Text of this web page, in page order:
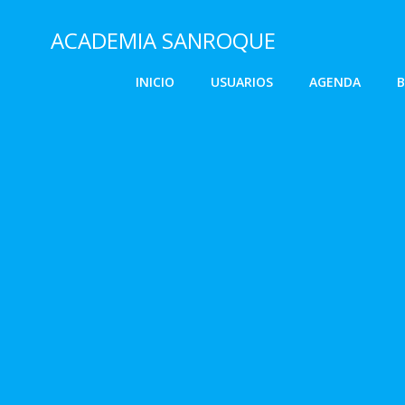
contenidoACADEMIA SANROQUE
INICIO USUARIOS AGENDA